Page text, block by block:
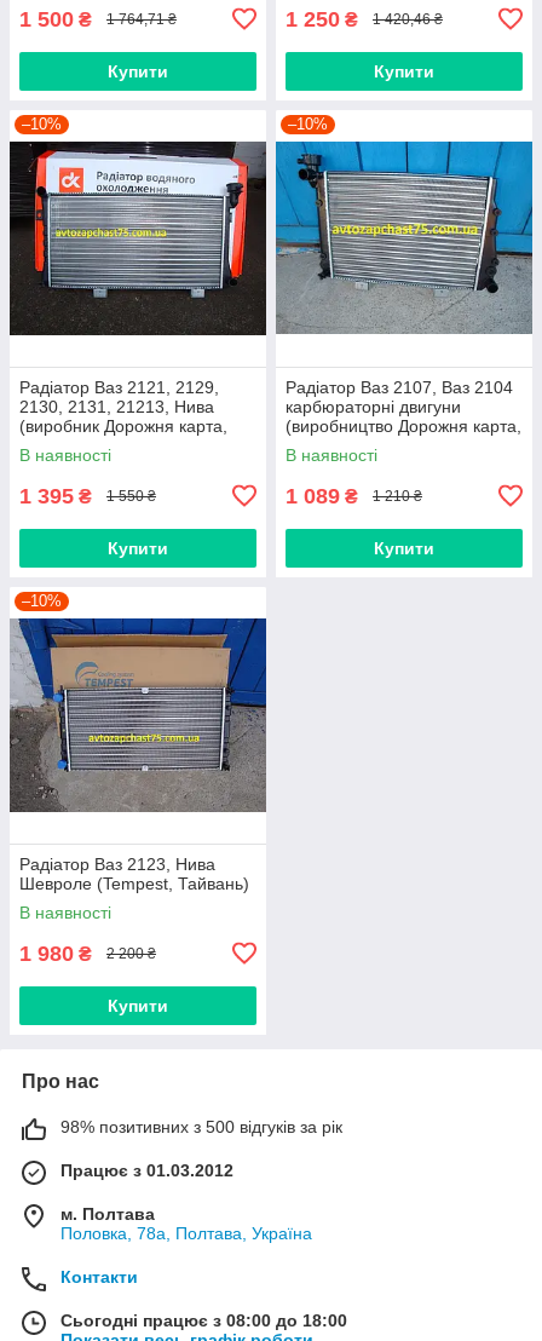
1 500 ₴ 1 764,71 ₴
Купити
1 250 ₴ 1 420,46 ₴
Купити
–10%
Радіатор Ваз 2121, 2129,
2130, 2131, 21213, Нива
(виробник Дорожня карта,
Харків)
В наявності
1 395 ₴ 1 550 ₴
Купити
–10%
Радіатор Ваз 2107, Ваз 2104
карбюраторні двигуни
(виробництво Дорожня карта,
Харків)
В наявності
1 089 ₴ 1 210 ₴
Купити
–10%
Радіатор Ваз 2123, Нива
Шевроле (Tempest, Тайвань)
В наявності
1 980 ₴ 2 200 ₴
Купити
Про нас
98% позитивних з 500 відгуків за рік
Працює з 01.03.2012
м. Полтава
Половка, 78а, Полтава, Україна
Контакти
Сьогодні працює з 08:00 до 18:00